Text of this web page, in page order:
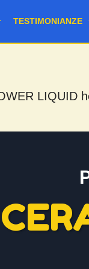
TESTIMONIANZE
LIQUID